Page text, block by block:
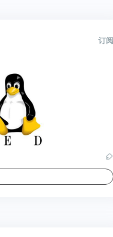
订阅